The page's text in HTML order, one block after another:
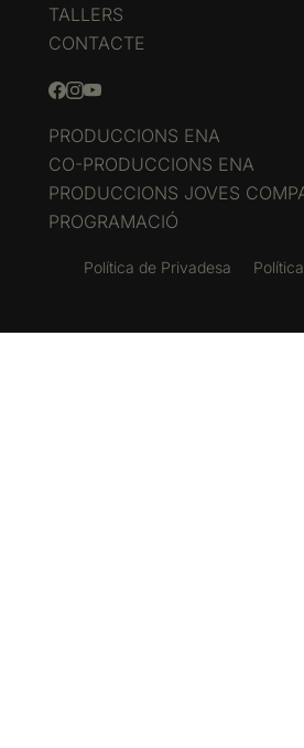
TALLERS
CONTACTE
PRODUCCIONS ENA
CO-PRODUCCIONS ENA
PRODUCCIONS JOVES
PROGRAMACIÓ
Política de Privadesa